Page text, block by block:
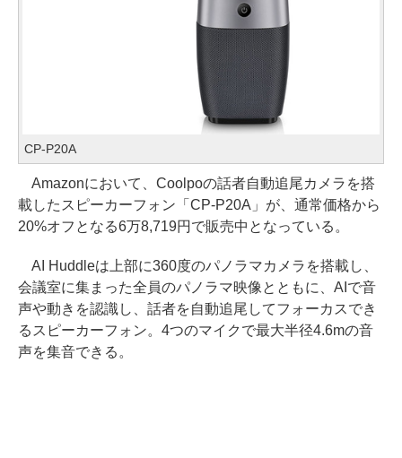
CP-P20A
Amazonにおいて、Coolpoの話者自動追尾カメラを搭
載したスピーカーフォン「CP-P20A」が、通常価格から
20%オフとなる6万8,719円で販売中となっている。
AI Huddleは上部に360度のパノラマカメラを搭載し、
会議室に集まった全員のパノラマ映像とともに、AIで音
声や動きを認識し、話者を自動追尾してフォーカスでき
るスピーカーフォン。4つのマイクで最大半径4.6mの音
声を集音できる。